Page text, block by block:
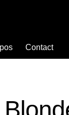
Contact